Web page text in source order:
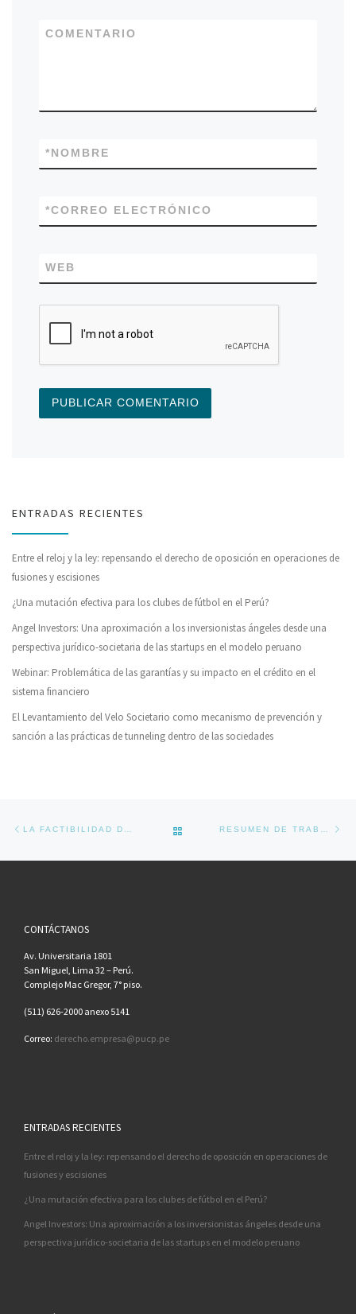
COMENTARIO
NOMBRE
*
CORREO ELECTRÓNICO
*
WEB
ENTRADAS RECIENTES
Entre el reloj y la ley: repensando el derecho de oposición en operaciones de
fusiones y escisiones
¿Una mutación efectiva para los clubes de fútbol en el Perú?
Angel Investors: Una aproximación a los inversionistas ángeles desde una
perspectiva jurídico-societaria de las startups en el modelo peruano
Webinar: Problemática de las garantías y su impacto en el crédito en el
sistema financiero
El Levantamiento del Velo Societario como mecanismo de prevención y
sanción a las prácticas de tunneling dentro de las sociedades
BACK TO POST LIST
CONTÁCTANOS
Av. Universitaria 1801
San Miguel, Lima 32 – Perú.
Complejo Mac Gregor, 7° piso.
(511) 626-2000 anexo 5141
Correo: derecho.empresa@pucp.pe
ENTRADAS RECIENTES
Entre el reloj y la ley: repensando el derecho de oposición en operaciones de
fusiones y escisiones
¿Una mutación efectiva para los clubes de fútbol en el Perú?
Angel Investors: Una aproximación a los inversionistas ángeles desde una
perspectiva jurídico-societaria de las startups en el modelo peruano